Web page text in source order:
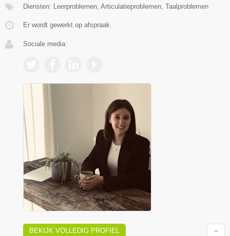
Diensten: Leerproblemen, Articulatieproblemen, Taalproblemen
Er wordt gewerkt op afspraak.
Sociale media:
BEKIJK VOLLEDIG PROFIEL